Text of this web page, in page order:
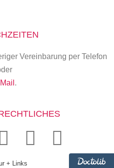
Vereinbarung per Telefon
.
+ Links